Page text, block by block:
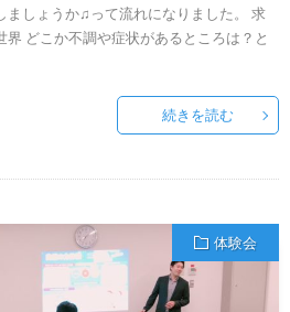
ましょうか♫って流れになりました。 求
どこか不調や症状があるところは？と
続きを読む
体験会